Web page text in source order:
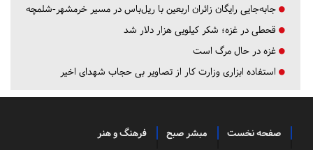
جابه‌جایی رایگان زائران اربعین با ریل‌باس در مسیر خرمشهر-شلمچه
قحطی در غزه؛ شکر کیلویی هزار دلار شد
غزه در حال مرگ است
استفاده ابزاری وزارت کار از تصاویر بی حجاب شهدای اخیر
صفحه نخست مبشر صبح فرهنگ و هنر